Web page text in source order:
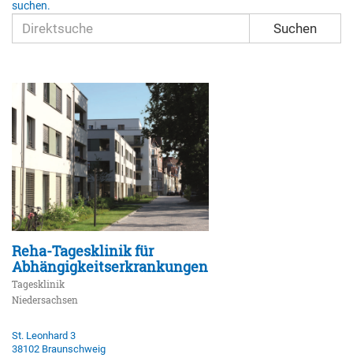
suchen.
Suchen
Reha-Tagesklinik für
Abhängigkeitserkrankungen
Tagesklinik
Niedersachsen
St. Leonhard 3
38102 Braunschweig